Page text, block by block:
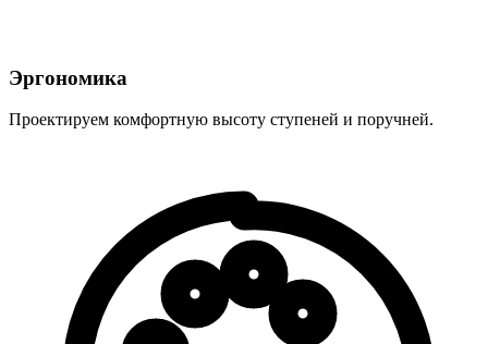
Эргономика
Проектируем комфортную высоту ступеней и поручней.